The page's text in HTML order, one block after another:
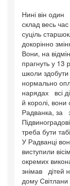
Нині він один
склад весь
суціль
докорінно
Вони, на
прагнуть у 13
школи
нормально
нарядах всі
й королі,
Радванка, за
треба бути
У Радванці
виступили
окремих
знімав дітей
дому